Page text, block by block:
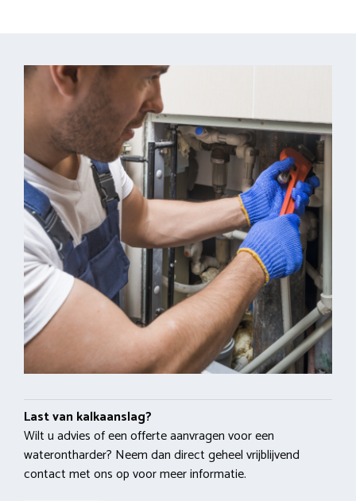
Last van kalkaanslag?
Wilt u advies of een offerte aanvragen voor een
waterontharder? Neem dan direct geheel vrijblijvend
contact met ons op voor meer informatie.